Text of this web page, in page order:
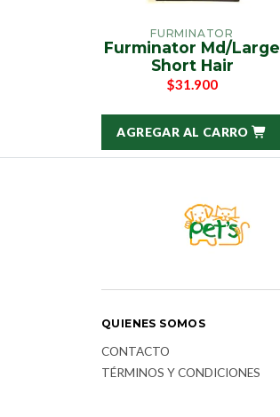
FURMINATOR
Furminator Md/Large
Short Hair
$31.900
AGREGAR AL CARRO
QUIENES SOMOS
CONTACTO
TÉRMINOS Y CONDICIONES